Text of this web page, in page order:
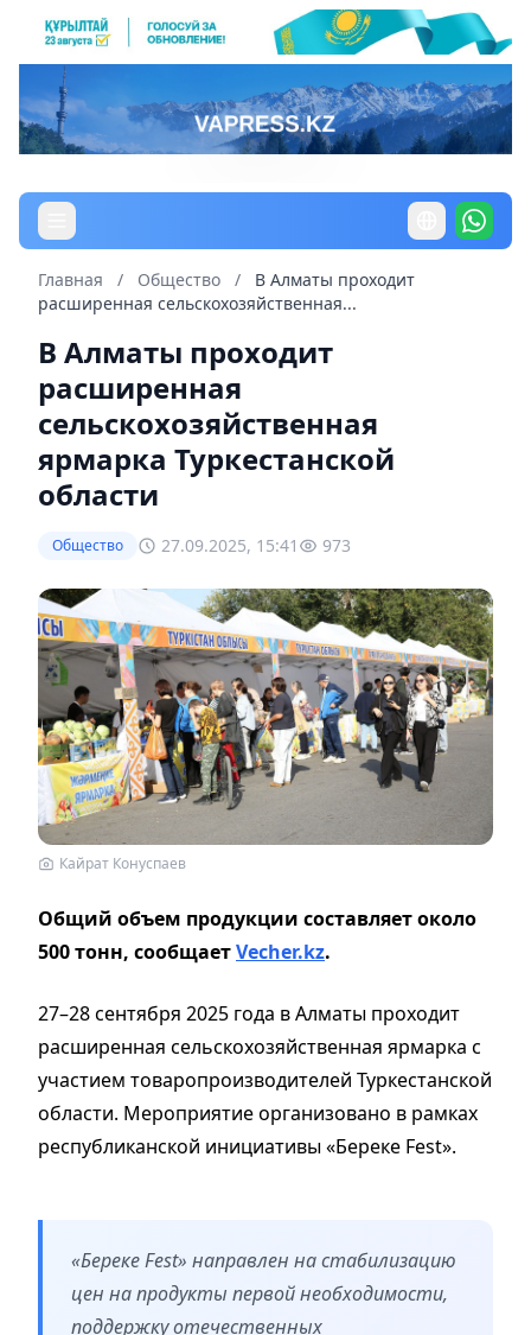
Главная / Общество /
В Алматы проходит
расширенная сельскохозяйственная...
В Алматы проходит
расширенная
сельскохозяйственная
ярмарка Туркестанской
области
Общество 27.09.2025, 15:41 973
Кайрат Конуспаев
Общий объем продукции составляет около
500 тонн, сообщаетVecher.kz.
27–28 сентября 2025 года в Алматы проходит
расширенная сельскохозяйственная ярмарка с
участием товаропроизводителей Туркестанской
области. Мероприятие организовано в рамках
республиканской инициативы «Береке Fest».
«Береке Fest» направлен на стабилизацию
цен на продукты первой необходимости,
поддержку отечественных